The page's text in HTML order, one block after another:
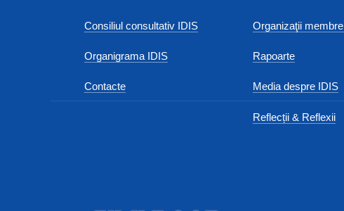
Consiliul consultativ IDIS
Organigrama IDIS
Contacte
Organizaţii
Rapoarte
Media despre IDIS
Reflecții & Reflexii